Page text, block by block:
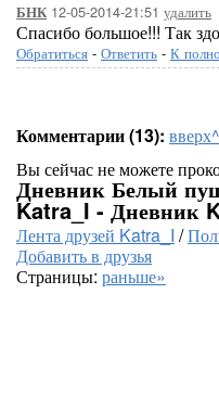
БНК12-05-2014-21:51 удалить
Спасибо большое!!! Так
Обратиться - Ответить - К
Комментарии (13): вверх^
Вы сейчас не можете
Дневник Белый
Katra_I - Дневник
Лента друзей Katra_I /
Добавить в друзья
Страницы: раньше»